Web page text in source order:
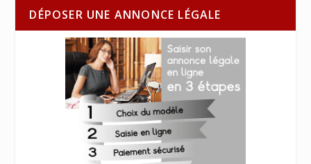
DÉPOSER UNE ANNONCE LÉGALE